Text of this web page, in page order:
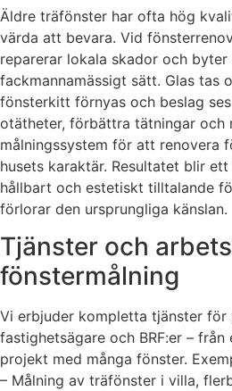
Äldre träfönster har ofta hög
värda att bevara. Vid
reparerar lokala skador och
fackmannamässigt sätt. Glas tas
fönsterkitt förnyas och beslag
otätheter, förbättra tätningar och
målningssystem för att renovera
husets karaktär. Resultatet blir
hållbart och estetiskt tilltalande
förlorar den ursprungliga känslan.
Tjänster och
fönstermålning
Vi erbjuder kompletta tjänster för
fastighetsägare och BRF:er –
projekt med många fönster.
– Målning av träfönster i villa,